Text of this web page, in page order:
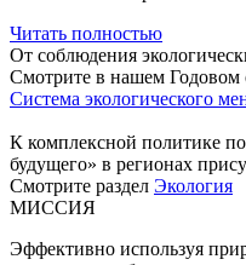
Читать полностью
От соблюдения
Смотрите в нашем Годовом
Система экологического
К комплексной политике
будущего» в регионах
Смотрите раздел Экология
МИССИЯ
Эффективно используя